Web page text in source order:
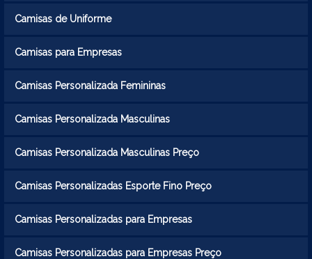
Camisas de Uniforme
Camisas para Empresas
Camisas Personalizada Femininas
Camisas Personalizada Masculinas
Camisas Personalizada Masculinas Preço
Camisas Personalizadas Esporte Fino Preço
Camisas Personalizadas para Empresas
Camisas Personalizadas para Empresas Preço